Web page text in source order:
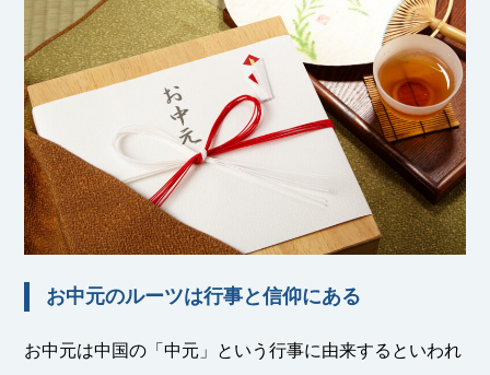
お中元のルーツは行事と信仰にある
お中元は中国の「中元」という行事に由来するといわれ